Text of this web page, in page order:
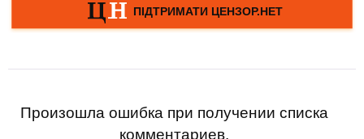
Произошла ошибка при получении списка
комментариев.